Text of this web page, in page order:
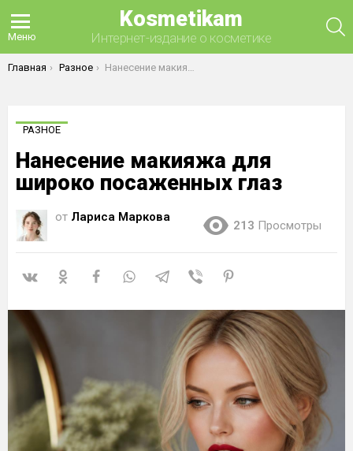
Меню
Kosmetikam
Интернет-издание о косметике
Вы здесь:
Главная Разное Нанесение макияжа для широко посаженных глаз
РАЗНОЕ
Нанесение макияжа для
широко посаженных глаз
от Лариса Маркова
213 Просмотры